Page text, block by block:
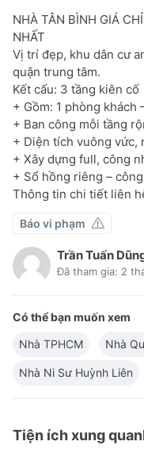
NHÀ TÂN BÌNH GIÁ
NHẤT
Vị trí đẹp, khu dân cư
quận trung tâm.
Kết cấu: 3 tầng kiên cố
+ Gồm: 1 phòng khách
+ Ban công mỗi tầng
+ Diện tích vuông vức,
+ Xây dựng full, công
+ Sổ hồng riêng –
Thông tin chi tiết liên
Báo vi phạm
Trần Tuấn
Đã tham gia: 2
Có thể bạn muốn xem
Nhà TPHCM
Nhà
Nhà Ni Sư Huỳnh Liên
Tiện ích xung